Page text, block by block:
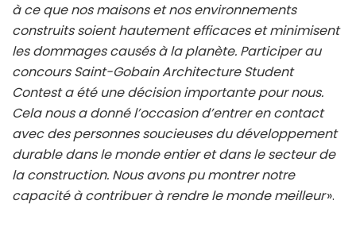
à ce que nos maisons et nos environnements
construits soient hautement efficaces et minimisent
les dommages causés à la planète. Participer au
concours Saint-Gobain Architecture Student
Contest a été une décision importante pour nous.
Cela nous a donné l’occasion d’entrer en contact
avec des personnes soucieuses du développement
durable dans le monde entier et dans le secteur de
la construction. Nous avons pu montrer notre
capacité à contribuer à rendre le monde meilleur».